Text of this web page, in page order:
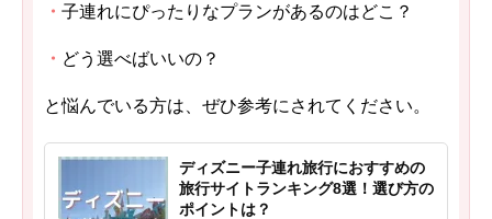
・ 子連れにぴったりなプランがあるのはどこ？
・ どう選べばいいの？
と悩んでいる方は、ぜひ参考にされてください。
ディズニー子連れ旅行におすすめの
旅行サイトランキング8選！選び方の
ポイントは？